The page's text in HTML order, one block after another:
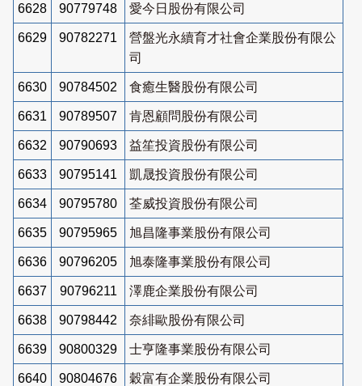
6628 90779748 愛今日股份有限公司
6629 90782271
營盤光永續育才社會企業股份有限公
司
6630 90784502 食癒生醫股份有限公司
6631 90789507 肯恩顧問股份有限公司
6632 90790693 益笙投資股份有限公司
6633 90795141 凱晟投資股份有限公司
6634 90795780 荃威投資股份有限公司
6635 90795965 旭昌隆事業股份有限公司
6636 90796205 旭泰隆事業股份有限公司
6637 90796211 澤鹿企業股份有限公司
6638 90798442 奈緋歐股份有限公司
6639 90800329 士亨隆事業股份有限公司
6640 90804676 穀富有企業股份有限公司